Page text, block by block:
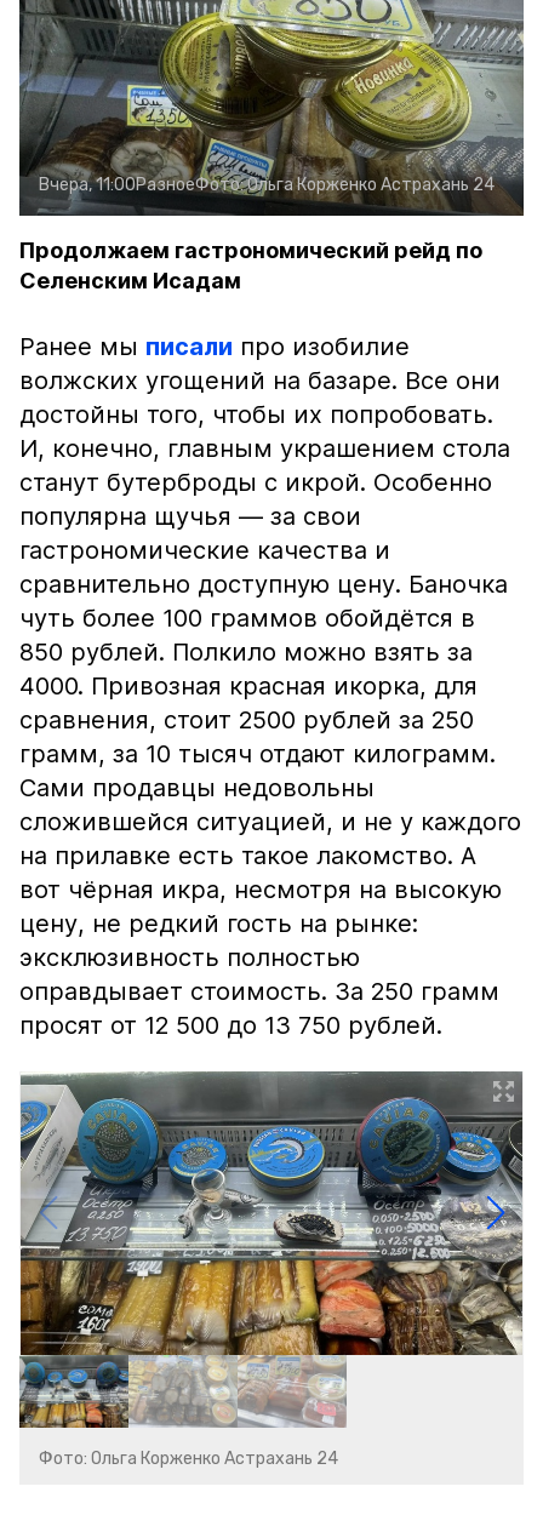
Вчера, 11:00РазноеФото:Ольга Корженко Астрахань 24
Продолжаем гастрономический рейд по
Селенским Исадам
Ранее мы писали про изобилие
волжских угощений на базаре. Все они
достойны того, чтобы их попробовать.
И, конечно, главным украшением стола
станут бутерброды с икрой. Особенно
популярна щучья — за свои
гастрономические качества и
сравнительно доступную цену. Баночка
чуть более 100 граммов обойдётся в
850 рублей. Полкило можно взять за
4000. Привозная красная икорка, для
сравнения, стоит 2500 рублей за 250
грамм, за 10 тысяч отдают килограмм.
Сами продавцы недовольны
сложившейся ситуацией, и не у каждого
на прилавке есть такое лакомство. А
вот чёрная икра, несмотря на высокую
цену, не редкий гость на рынке:
эксклюзивность полностью
оправдывает стоимость. За 250 грамм
просят от 12 500 до 13 750 рублей.
Фото: Ольга Корженко Астрахань 24